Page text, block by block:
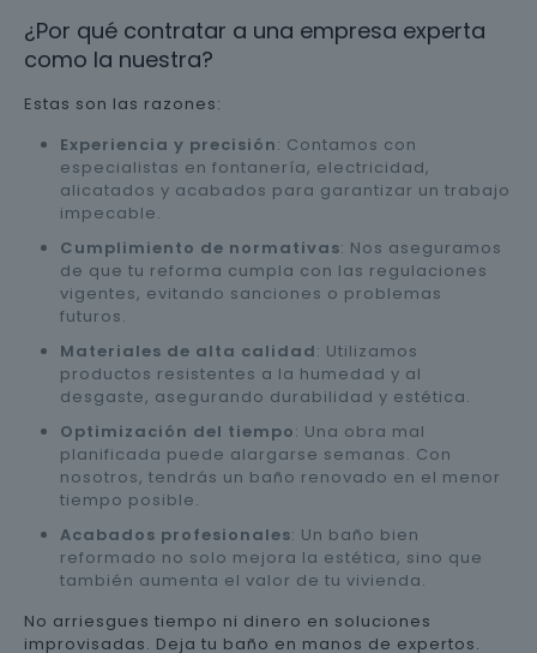
¿Por qué contratar a una empresa experta
como la nuestra?
Estas son las razones:
Experiencia y precisión: Contamos con
especialistas en fontanería, electricidad,
alicatados y acabados para garantizar un trabajo
impecable.
Cumplimiento de normativas: Nos aseguramos
de que tu reforma cumpla con las regulaciones
vigentes, evitando sanciones o problemas
futuros.
Materiales de alta calidad: Utilizamos
productos resistentes a la humedad y al
desgaste, asegurando durabilidad y estética.
Optimización del tiempo: Una obra mal
planificada puede alargarse semanas. Con
nosotros, tendrás un baño renovado en el menor
tiempo posible.
Acabados profesionales: Un baño bien
reformado no solo mejora la estética, sino que
también aumenta el valor de tu vivienda.
No arriesgues tiempo ni dinero en soluciones
improvisadas. Deja tu baño en manos de expertos.